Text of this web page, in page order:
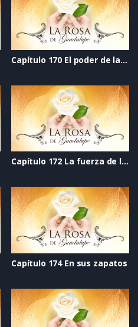
Capítulo 170 El poder de la imaginación
Capítulo 172 La fuerza de la verdad
Capítulo 174 En sus zapatos